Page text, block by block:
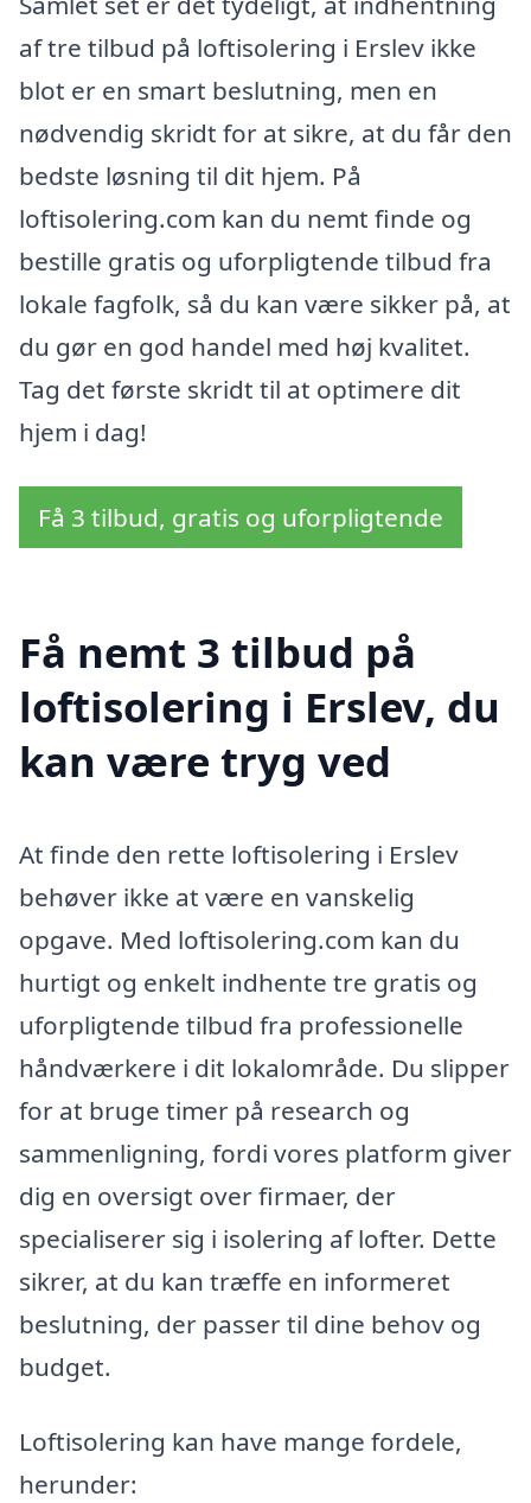
af tre tilbud på loftisolering i Erslev ikke
blot er en smart beslutning, men en
nødvendig skridt for at sikre, at du får den
bedste løsning til dit hjem. På
loftisolering.com kan du nemt finde og
bestille gratis og uforpligtende tilbud fra
lokale fagfolk, så du kan være sikker på, at
du gør en god handel med høj kvalitet.
Tag det første skridt til at optimere dit
hjem i dag!
Få 3 tilbud, gratis og uforpligtende
Få nemt 3 tilbud på
loftisolering i Erslev, du
kan være tryg ved
At finde den rette loftisolering i Erslev
behøver ikke at være en vanskelig
opgave. Med loftisolering.com kan du
hurtigt og enkelt indhente tre gratis og
uforpligtende tilbud fra professionelle
håndværkere i dit lokalområde. Du slipper
for at bruge timer på research og
sammenligning, fordi vores platform giver
dig en oversigt over firmaer, der
specialiserer sig i isolering af lofter. Dette
sikrer, at du kan træffe en informeret
beslutning, der passer til dine behov og
budget.
Loftisolering kan have mange fordele,
herunder: